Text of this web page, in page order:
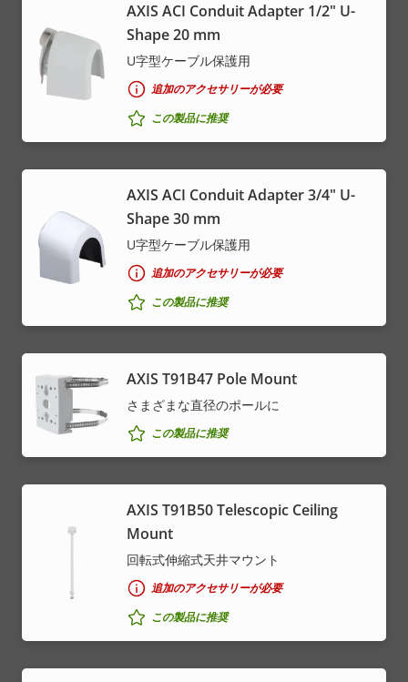
AXIS ACI Conduit Adapter 1/2" U-
Shape 20 mm
U字型ケーブル保護用
追加のアクセサリーが必要
この製品に推奨
AXIS ACI Conduit Adapter 3/4" U-
Shape 30 mm
U字型ケーブル保護用
追加のアクセサリーが必要
この製品に推奨
AXIS T91B47 Pole Mount
さまざまな直径のポールに
この製品に推奨
AXIS T91B50 Telescopic Ceiling
Mount
回転式伸縮式天井マウント
追加のアクセサリーが必要
この製品に推奨